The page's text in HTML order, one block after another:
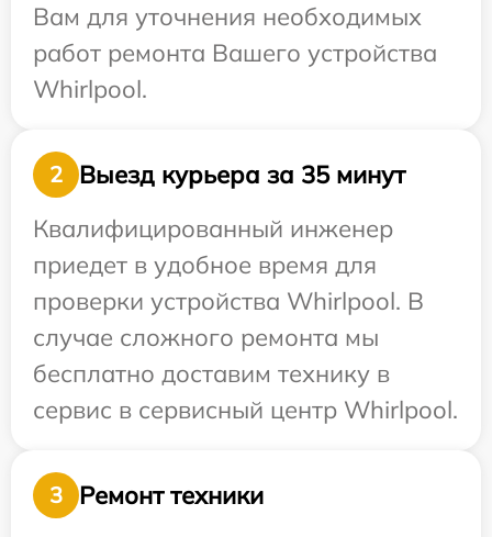
Вам для уточнения необходимых
работ ремонта Вашего устройства
Whirlpool.
2
Выезд курьера за 35 минут
Квалифицированный инженер
приедет в удобное время для
проверки устройства Whirlpool. В
случае сложного ремонта мы
бесплатно доставим технику в
сервис в сервисный центр Whirlpool.
3
Ремонт техники